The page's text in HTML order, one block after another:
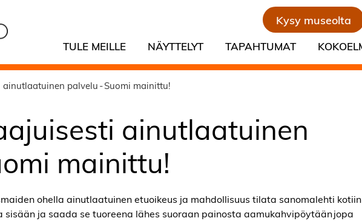
Kysy museolta
TULE MEILLE NÄYTTELYT TAPAHTUMAT
palvelu - Suomi mainittu!
ainutlaatuinen
mainittu!
ohella ainutlaatuinen etuoikeus ja mahdollisuus tilata sanomalehti kotiin
ja saada se tuoreena lähes suoraan painosta aamukahvipöytään jopa